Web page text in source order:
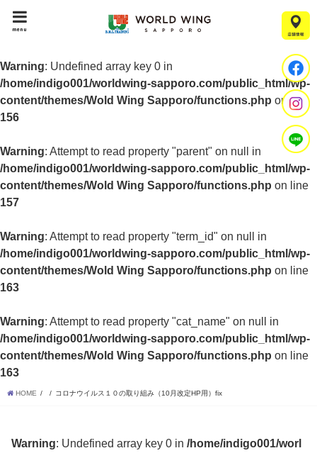
menu
Warning: Undefined array key 0 in
/home/indigo001/worldwing-sapporo.com/public_html/wp-
content/themes/Wold Wing Sapporo/functions.php on line
156
Warning: Attempt to read property "parent" on null in
/home/indigo001/worldwing-sapporo.com/public_html/wp-
content/themes/Wold Wing Sapporo/functions.php on line
157
Warning: Attempt to read property "term_id" on null in
/home/indigo001/worldwing-sapporo.com/public_html/wp-
content/themes/Wold Wing Sapporo/functions.php on line
163
Warning: Attempt to read property "cat_name" on null in
/home/indigo001/worldwing-sapporo.com/public_html/wp-
content/themes/Wold Wing Sapporo/functions.php on line
163
HOME コロナウイルス１０の取り組み（10月改定HP用）fix
Warning: Undefined array key 0 in/home/indigo001/worl